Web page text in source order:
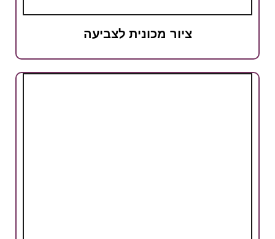
ציור מכונית לצביעה